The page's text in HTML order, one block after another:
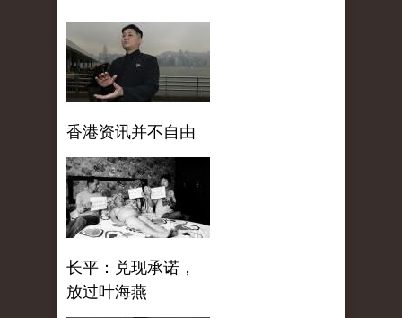
香港资讯并不自由
长平：兑现承诺，
放过叶海燕